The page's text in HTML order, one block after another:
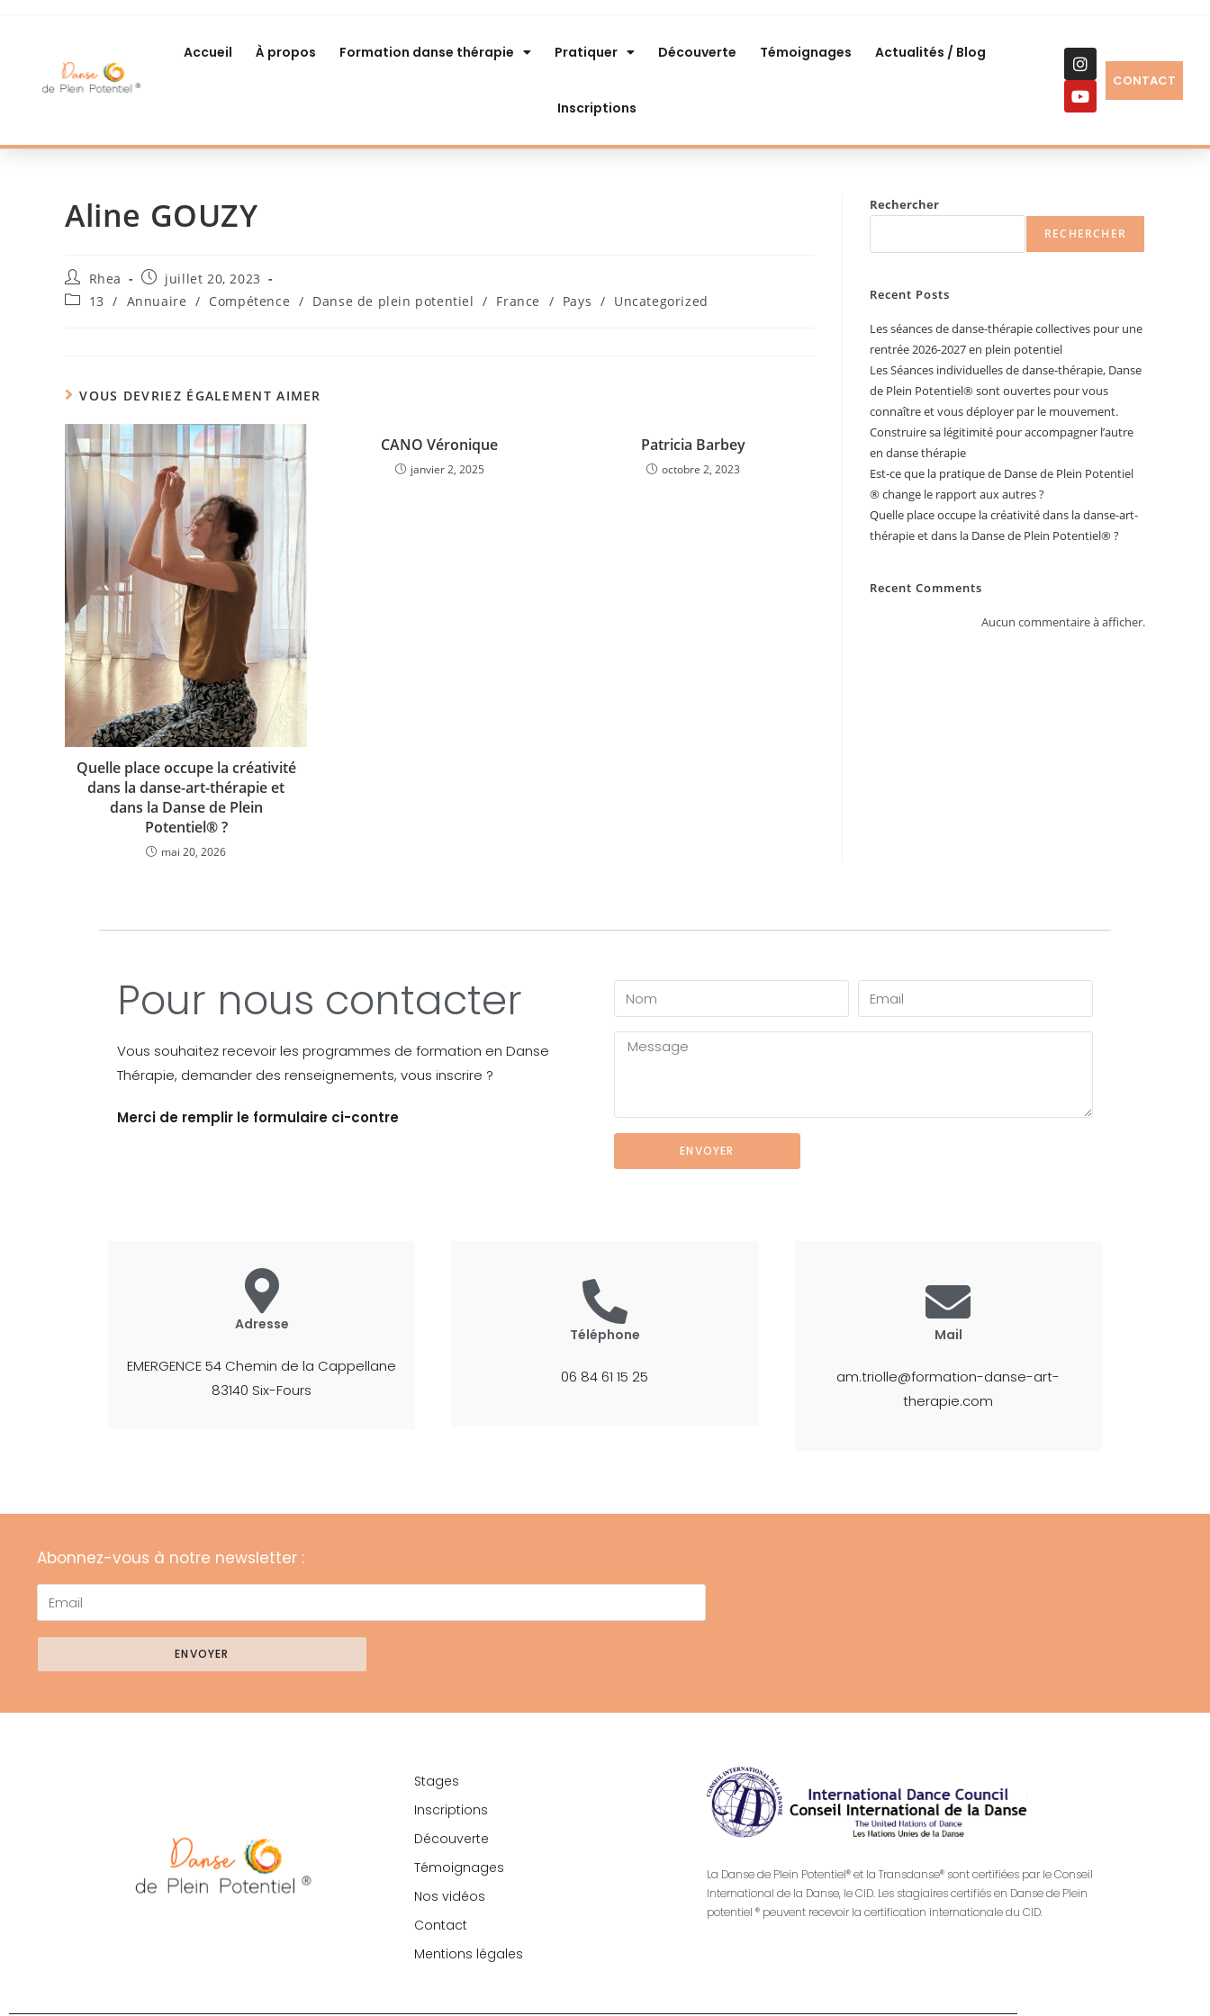
Accueil À propos Formation danse thérapie Pratiquer Découverte Témoignages Actualités / Blog
Inscriptions
CONTACT
Aline GOUZY
Rhea
juillet 20, 2023
13
/ Annuaire / Compétence / Danse de plein potentiel / France / Pays / Uncategorized
VOUS DEVRIEZ ÉGALEMENT AIMER
Quelle place occupe la créativité
dans la danse-art-thérapie et
dans la Danse de Plein
Potentiel® ?
mai 20, 2026
CANO Véronique
janvier 2, 2025
Patricia Barbey
octobre 2, 2023
Rechercher
RECHERCHER
Recent Posts
Les séances de danse-thérapie collectives pour une
rentrée 2026-2027 en plein potentiel
Les Séances individuelles de danse-thérapie, Danse
de Plein Potentiel®️ sont ouvertes pour vous
connaître et vous déployer par le mouvement.
Construire sa légitimité pour accompagner l’autre
en danse thérapie
Est-ce que la pratique de Danse de Plein Potentiel
® change le rapport aux autres ?
Quelle place occupe la créativité dans la danse-art-
thérapie et dans la Danse de Plein Potentiel® ?
Recent Comments
Aucun commentaire à afficher.
Pour nous contacter
Vous souhaitez recevoir les programmes de formation en Danse
Thérapie, demander des renseignements, vous inscrire ?
Merci de remplir le formulaire ci-contre
ENVOYER
Adresse
EMERGENCE 54 Chemin de la Cappellane
83140 Six-Fours
Téléphone
06 84 61 15 25
Mail
am.triolle@formation-danse-art-
therapie.com
Abonnez-vous à notre newsletter :
ENVOYER
Stages
Inscriptions
Découverte
Témoignages
Nos vidéos
Contact
Mentions légales
La Danse de Plein Potentiel® et la Transdanse® sont certifiées par le Conseil
International de la Danse, le CID. Les stagiaires certifiés en Danse de Plein
potentiel ® peuvent recevoir la certification internationale du CID.